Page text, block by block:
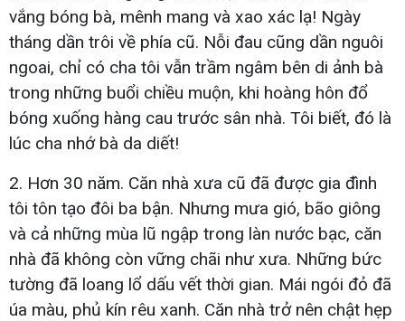
vắng bóng bà, mênh mang và xao xác lạ! Ngày
tháng dần trôi về phía cũ. Nỗi đau cũng dần nguôi
ngoai, chỉ có cha tôi vẫn trầm ngâm bên di ảnh bà
trong những buổi chiều muộn, khi hoàng hôn đổ
bóng xuống hàng cau trước sân nhà. Tôi biết, đó là
lúc cha nhớ bà da diết!
2. Hơn 30 năm. Căn nhà xưa cũ đã được gia đình
tôi tôn tạo đôi ba bận. Nhưng mưa gió, bão giông
và cả những mùa lũ ngập trong làn nước bạc, căn
nhà đã không còn vững chãi như xưa. Những bức
tường đã loang lổ dấu vết thời gian. Mái ngói đỏ đã
úa màu, phủ kín rêu xanh. Căn nhà trở nên chật hẹp